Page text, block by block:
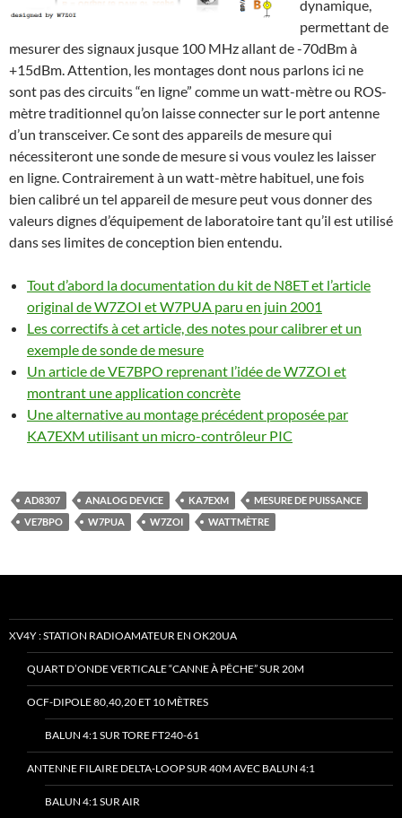
dynamique,
permettant de
mesurer des signaux jusque 100 MHz allant de -70dBm à
+15dBm. Attention, les montages dont nous parlons ici ne
sont pas des circuits “en ligne” comme un watt-mètre ou ROS-
mètre traditionnel qu’on laisse connecter sur le port antenne
d’un transceiver. Ce sont des appareils de mesure qui
nécessiteront une sonde de mesure si vous voulez les laisser
en ligne. Contrairement à un watt-mètre habituel, une fois
bien calibré un tel appareil de mesure peut vous donner des
valeurs dignes d’équipement de laboratoire tant qu’il est utilisé
dans ses limites de conception bien entendu.
Tout d’abord la documentation du kit de N8ET et l’article
original de W7ZOI et W7PUA paru en juin 2001
Les correctifs à cet article, des notes pour calibrer et un
exemple de sonde de mesure
Un article de VE7BPO reprenant l’idée de W7ZOI et
montrant une application concrète
Une alternative au montage précédent proposée par
KA7EXM utilisant un micro-contrôleur PIC
AD8307 ANALOG DEVICE KA7EXM
MESURE DE PUISSANCE
VE7BPO
W7PUA W7ZOI WATTMÈTRE
XV4Y : STATION RADIOAMATEUR EN OK20UA
QUART D’ONDE VERTICALE “CANNE À PÊCHE” SUR 20M
OCF-DIPOLE 80,40,20 ET 10 MÈTRES
BALUN 4:1 SUR TORE FT240-61
ANTENNE FILAIRE DELTA-LOOP SUR 40M AVEC BALUN 4:1
BALUN 4:1 SUR AIR